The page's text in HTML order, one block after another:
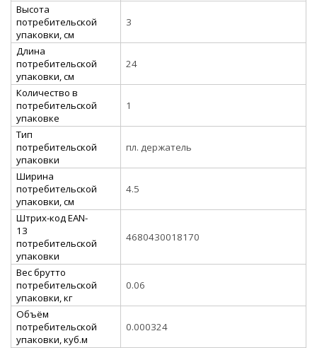
Высота
потребительской
упаковки, см
3
Длина
потребительской
упаковки, см
24
Количество в
потребительской
упаковке
1
Тип
потребительской
упаковки
пл. держатель
Ширина
потребительской
упаковки, см
4.5
Штрих-код EAN-
13
потребительской
упаковки
4680430018170
Вес брутто
потребительской
упаковки, кг
0.06
Объём
потребительской
упаковки, куб.м
0.000324